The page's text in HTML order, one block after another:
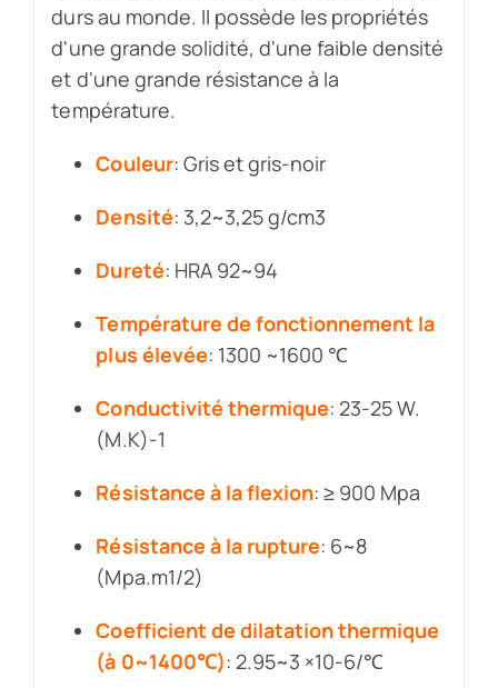
durs au monde. Il possède les propriétés
d'une grande solidité, d'une faible densité
et d'une grande résistance à la
température.
Couleur: Gris et gris-noir
Densité: 3,2~3,25 g/cm3
Dureté: HRA 92~94
Température de fonctionnement la
plus élevée: 1300 ~1600 ℃
Conductivité thermique: 23-25 W.
(M.K)-1
Résistance à la flexion: ≥ 900 Mpa
Résistance à la rupture: 6~8
(Mpa.m1/2)
Coefficient de dilatation thermique
(à 0~1400℃): 2.95~3 ×10-6/℃